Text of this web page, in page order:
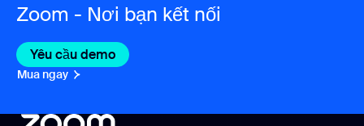
Zoom - Nơi bạn kết nối
Yêu cầu demo
Mua ngay